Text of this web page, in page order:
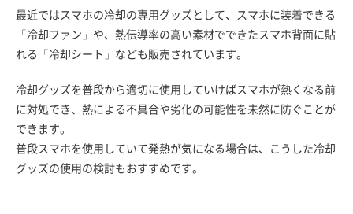
最近ではスマホの冷却の専用グッズとして、スマホに装着できる
「冷却ファン」や、熱伝導率の高い素材でできたスマホ背面に貼
れる「冷却シート」なども販売されています。
冷却グッズを普段から適切に使用していけばスマホが熱くなる前
に対処でき、熱による不具合や劣化の可能性を未然に防ぐことが
できます。
普段スマホを使用していて発熱が気になる場合は、こうした冷却
グッズの使用の検討もおすすめです。